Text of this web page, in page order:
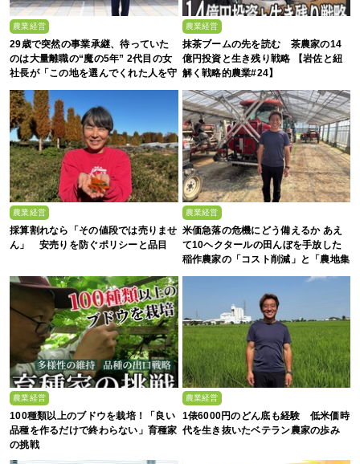
農業経営
29歳で突然の事業承継、待っていた
のは大量離職の“魔の5年” 2代目の女
社長が「この地を選んでくれた人を守
る」と誓った日
農業経営
抹茶ブームの先を読む 茶農家の14
億円投資と生き残り戦略 【岩佐と紐
解く戦略的農業#24】
農業経営
採算割れなら「その値段では売りませ
ん」 安売りを防ぐポリシーと品目
農業経営
米価急落の危機にどう備えるか あえ
て10ヘクタールの田んぼを手放した
稲作農家の「コスト削減」と「農地集
約」
農業経営
100種類以上のブドウを栽培！「良い
品種を作るだけで終わらない」育種家
の挑戦
農業経営
1俵6000円のどん底も経験 低米価時
代を生き抜いたベテラン農家の歩み